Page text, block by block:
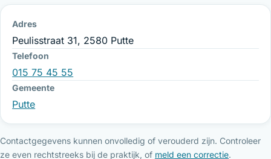
Adres
Peulisstraat 31, 2580 Putte
Telefoon
015 75 45 55
Gemeente
Putte
Contactgegevens kunnen onvolledig of verouderd zijn. Controleer
ze even rechtstreeks bij de praktijk, of meld een correctie.